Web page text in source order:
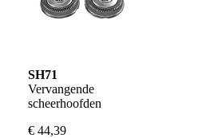
SH71
Vervangende
scheerhoofden
€ 44,39